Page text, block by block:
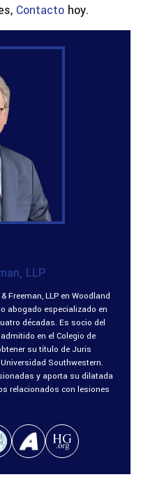
Contacto hoy.
LLP
Freeman, LLP en Woodland
abogado especializado en
décadas. Es socio del
en el Colegio de
su título de Juris
Southwestern.
y aporta su dilatada
relacionados con lesiones